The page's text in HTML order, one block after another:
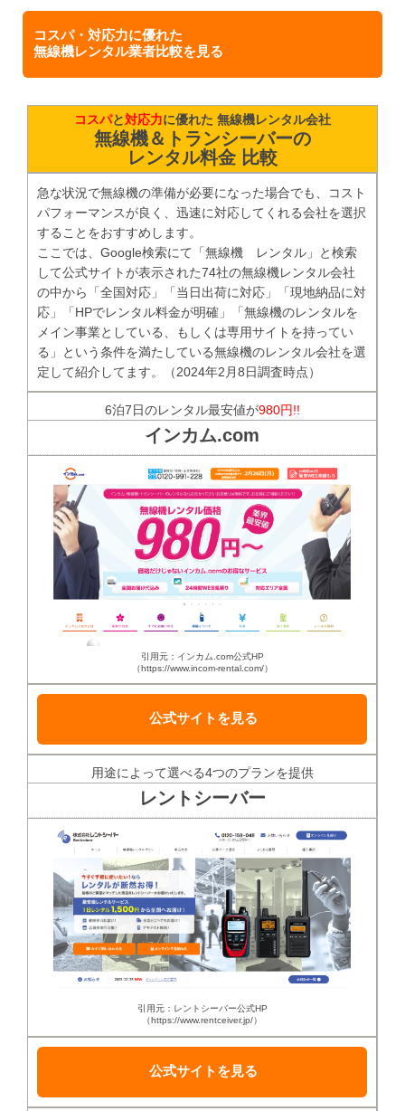
コスパ・対応力に優れた
無線機レンタル業者比較を見る
コスパと対応力に優れた 無線機レンタル会社
無線機＆トランシーバーの
レンタル料金 比較
急な状況で無線機の準備が必要になった場合でも、コスト
パフォーマンスが良く、迅速に対応してくれる会社を選択
することをおすすめします。
ここでは、Google検索にて「無線機 レンタル」と検索
して公式サイトが表示された74社の無線機レンタル会社
の中から「全国対応」「当日出荷に対応」「現地納品に対
応」「HPでレンタル料金が明確」「無線機のレンタルを
メイン事業としている、もしくは専用サイトを持ってい
る」という条件を満たしている無線機のレンタル会社を選
定して紹介してます。（2024年2月8日調査時点）
6泊7日のレンタル最安値が980円!!
インカム.com
引用元：インカム.com公式HP
（https://www.incom-rental.com/）
公式サイトを見る
用途によって選べる4つのプランを提供
レントシーバー
引用元：レントシーバー公式HP
（https://www.rentceiver.jp/）
公式サイトを見る